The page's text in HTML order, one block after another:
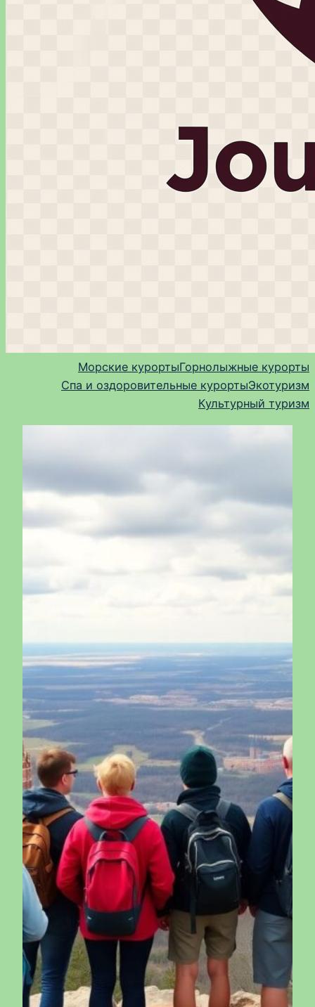
Морские курортыГорнолыжные курорты
Спа и оздоровительные курортыЭкотуризм
Культурный туризм